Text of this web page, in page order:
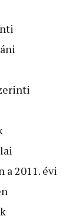
a 2011. évi